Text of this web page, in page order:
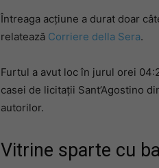
Întreaga acțiune a durat doar
relatează Corriere della Sera.
Furtul a avut loc în jurul orei
casei de licitații Sant’Agostino
autorilor.
Vitrine sparte cu